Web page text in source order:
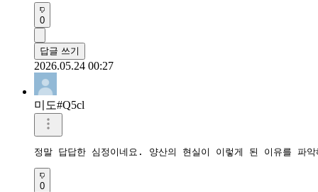
0
답글 쓰기
2026.05.24 00:27
미도#Q5cl
정말 답답한 심정이네요. 양산의 현실이 이렇게 된 이유를 파
0